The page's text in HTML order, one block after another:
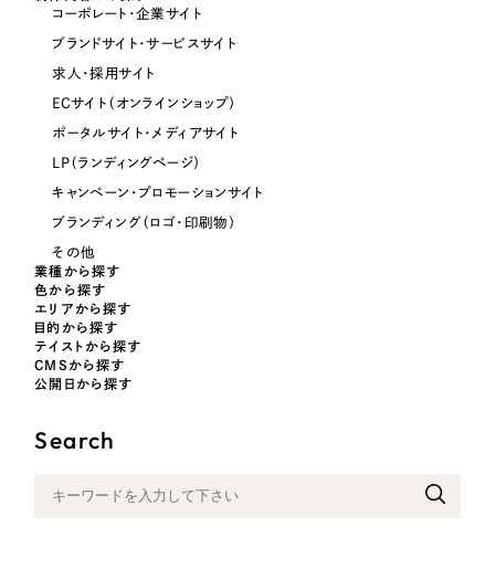
オレンジ・橙色
パープル・紫色
ピンク・桃色
コーポレート・企業サイト
ブランドサイト・サービスサイト
求人・採用サイト
ECサイト（オンラインショップ）
ポータルサイト・メディアサイト
LP（ランディングページ）
キャンペーン・プロモーションサイト
ブランディング（ロゴ・印刷物）
その他
業種から探す
色から探す
エリアから探す
目的から探す
テイストから探す
CMSから探す
公開日から探す
Search